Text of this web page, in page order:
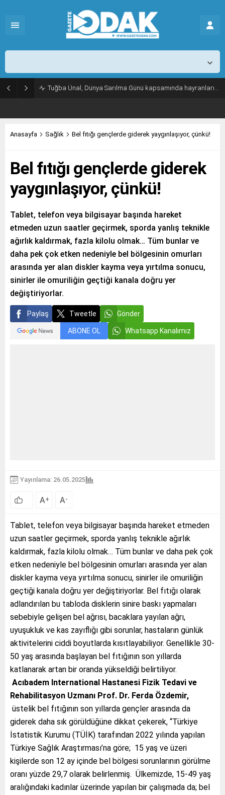
Tuğba Ünal, Dünya Sarılma Günü kapsamında hayranlarıyla buluştu
Anasayfa Sağlık Bel fıtığı gençlerde giderek yaygınlaşıyor, çünkü!
Bel fıtığı gençlerde giderek
yaygınlaşıyor, çünkü!
Tablet, telefon veya bilgisayar başında hareket
etmeden uzun saatler geçirmek, sporda yanlış teknikle
ağırlık kaldırmak, fazla kilolu olmak… Tüm bunlar ve
daha pek çok etken nedeniyle bel bölgesinin omurları
arasında yer alan diskler kayma veya yırtılma sonucu,
sinirler ile omuriliğin geçtiği kanala doğru yer
değiştiriyorlar.
Paylaş Tweetle Gönder
ABONE OL Whatsapp Kanalımız
Yayınlama: 26.05.2025
A+ A-
Tablet, telefon veya bilgisayar başında hareket etmeden
uzun saatler geçirmek, sporda yanlış teknikle ağırlık
kaldırmak, fazla kilolu olmak… Tüm bunlar ve daha pek çok
etken nedeniyle bel bölgesinin omurları arasında yer alan
diskler kayma veya yırtılma sonucu, sinirler ile omuriliğin
geçtiği kanala doğru yer değiştiriyorlar. Bel fıtığı olarak
adlandırılan bu tabloda disklerin sinire baskı yapmaları
sebebiyle gelişen bel ağrısı, bacaklara yayılan ağrı,
uyuşukluk ve kas zayıflığı gibi sorunlar, hastaların günlük
aktivitelerini ciddi boyutlarda kısıtlayabiliyor. Genellikle 30-
50 yaş arasında başlayan bel fıtığının son yıllarda
katlanarak artan bir oranda yükseldiği belirtiliyor.
Acıbadem International Hastanesi Fizik Tedavi ve
Rehabilitasyon Uzmanı Prof. Dr. Ferda Özdemir,
üstelik bel fıtığının son yıllarda gençler arasında da
giderek daha sık görüldüğüne dikkat çekerek, “Türkiye
İstatistik Kurumu (TÜİK) tarafından 2022 yılında yapılan
Türkiye Sağlık Araştırması’na göre; 15 yaş ve üzeri
kişilerde son 12 ay içinde bel bölgesi sorunlarının görülme
oranı yüzde 29,7 olarak belirlenmiş. Ülkemizde, 15-49 yaş
aralığındaki kadınlar üzerinde yapılan bir çalışmada da; bel